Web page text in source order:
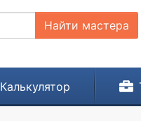
Найти мастера
Калькулятор